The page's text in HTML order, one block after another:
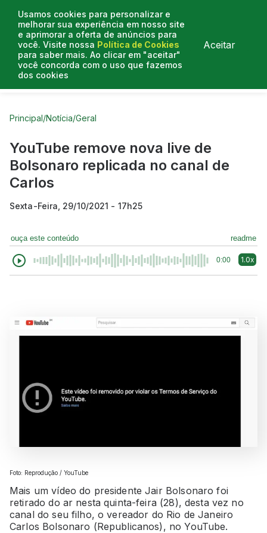
Usamos cookies para personalizar e
melhorar sua experiência em nosso site
e aprimorar a oferta de anúncios para
você. Visite nossa Política de Cookies
para saber mais. Ao clicar em "aceitar"
você concorda com o uso que fazemos
dos cookies
Aceitar
Curtas do Poder
Principal/Notícia/Geral
YouTube remove nova live de
Bolsonaro replicada no canal de
Carlos
Sexta-Feira, 29/10/2021 - 17h25
ouça este conteúdo readme
0:00 1.0x
Foto: Reprodução / YouTube
Mais um vídeo do presidente Jair Bolsonaro foi
retirado do ar nesta quinta-feira (28), desta vez no
canal do seu filho, o vereador do Rio de Janeiro
Carlos Bolsonaro (Republicanos), no YouTube.